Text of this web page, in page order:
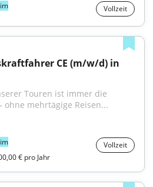
Vollzeit
CE (m/w/d) in
Touren ist immer die
ohne mehrtägige Reisen...
Vollzeit
€ pro Jahr